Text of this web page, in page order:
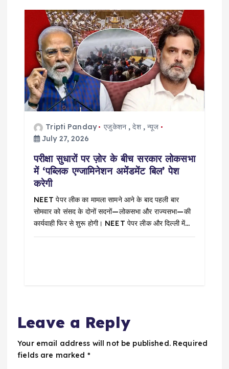
Tripti Panday एजुकेशन,देश,न्यूज
July 27, 2026
परीक्षा सुधारों पर ज़ोर के बीच सरकार लोकसभा
में ‘पब्लिक एग्जामिनेशन अमेंडमेंट बिल’ पेश
करेगी
NEET पेपर लीक का मामला सामने आने के बाद पहली बार
सोमवार को संसद के दोनों सदनों—लोकसभा और राज्यसभा—की
कार्यवाही फिर से शुरू होगी। NEET पेपर लीक और दिल्ली में…
Leave a Reply
Your email address will not be published. Required
fields are marked *